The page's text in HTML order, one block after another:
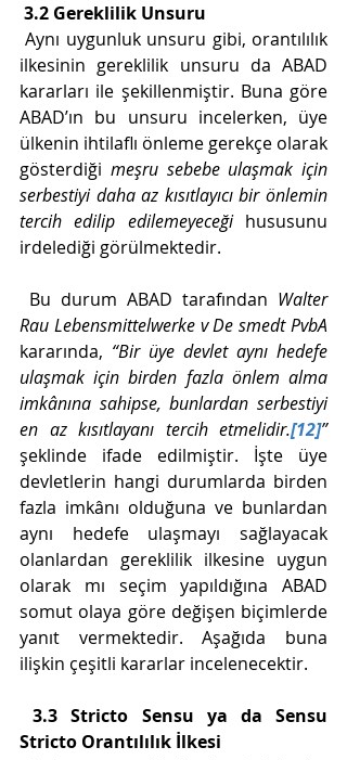
3.2 Gereklilik Unsuru
Aynı uygunluk unsuru gibi, orantılılık
ilkesinin gereklilik unsuru da ABAD
kararları ile şekillenmiştir. Buna göre
ABAD’ın bu unsuru incelerken, üye
ülkenin ihtilaflı önleme gerekçe olarak
gösterdiği meşru sebebe ulaşmak için
serbestiyi daha az kısıtlayıcı bir önlemin
tercih edilip edilemeyeceği hususunu
irdelediği görülmektedir.
Bu durum ABAD tarafından Walter
kararında, “Bir üye devlet aynı hedefe
ulaşmak için birden fazla önlem alma
imkânına sahipse, bunlardan serbestiyi
en az kısıtlayanı tercih etmelidir.[12]”
şeklinde ifade edilmiştir. İşte üye
devletlerin hangi durumlarda birden
fazla imkânı olduğuna ve bunlardan
aynı hedefe ulaşmayı sağlayacak
olanlardan gereklilik ilkesine uygun
olarak mı seçim yapıldığına ABAD
somut olaya göre değişen biçimlerde
yanıt vermektedir. Aşağıda buna
ilişkin çeşitli kararlar incelenecektir.
3.3 Stricto Sensu ya da Sensu
Stricto Orantılılık İlkesi